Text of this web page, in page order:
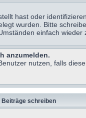
hast oder
wurden. Bitte
einfach wieder
anzumelden.
nutzen, falls
Beiträge schreiben